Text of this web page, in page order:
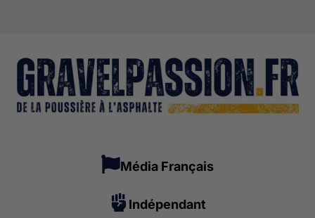
Média Français
Indépendant